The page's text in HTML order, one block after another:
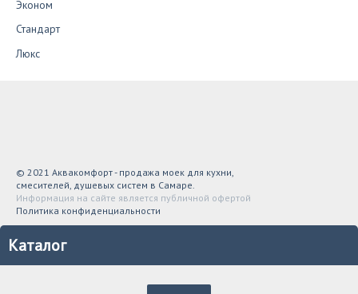
Эконом
Стандарт
Люкс
© 2021 Аквакомфорт - продажа моек для кухни,
смесителей, душевых систем в Самаре.
Информация на сайте является публичной офертой
Политика конфиденциальности
Каталог